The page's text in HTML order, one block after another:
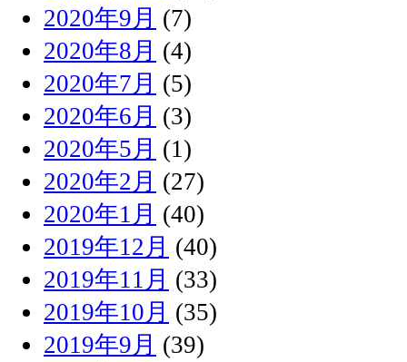
2020年9月 (7)
2020年8月 (4)
2020年7月 (5)
2020年6月 (3)
2020年5月 (1)
2020年2月 (27)
2020年1月 (40)
2019年12月 (40)
2019年11月 (33)
2019年10月 (35)
2019年9月 (39)